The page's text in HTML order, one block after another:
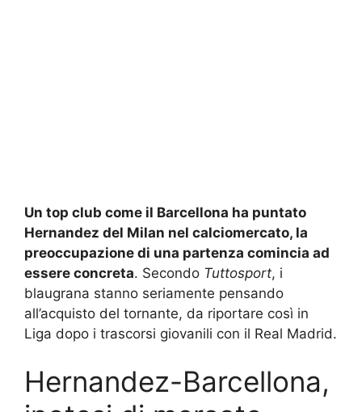
Un top club come il Barcellona ha puntato
Hernandez del Milan nel calciomercato, la
preoccupazione di una partenza comincia ad
essere concreta. Secondo Tuttosport, i
blaugrana stanno seriamente pensando
all’acquisto del tornante, da riportare così in
Liga dopo i trascorsi giovanili con il Real Madrid.
Hernandez-Barcellona,